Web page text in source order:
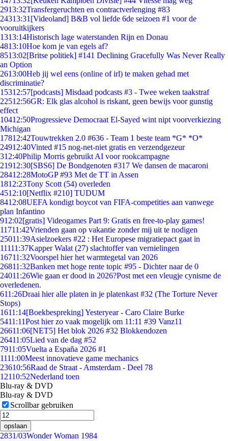
2913:32Transfergeruchten en contractverlenging #83
24313:31 [Videoland] B&B vol liefde 6de seizoen #1 voor de
vooruitkijkers
1313:14Historisch lage waterstanden Rijn en Donau
4813:10Hoe kom je van egels af?
8513:02[Britse politiek] #141 Declining Gracefully Was Never Really
an Option
2613:00Heb jij wel eens (online of irl) te maken gehad met
discriminatie?
15312:57[podcasts] Misdaad podcasts #3 - Twee weken taakstraf
22512:56GR: Elk glas alcohol is riskant, geen bewijs voor gunstig
effect
10412:50Progressieve Democraat El-Sayed wint nipt voorverkiezing
Michigan
17812:42Touwtrekken 2.0 #636 - Team 1 beste team *G* *O*
24912:40Vinted #15 nog-net-niet gratis en verzendgezeur
312:40Philip Morris gebruikt AI voor rookcampagne
21912:30[SBS6] De Bondgenoten #317 We dansen de macaroni
28412:28MotoGP #93 Met de TT in Assen
1812:23Tony Scott (54) overleden
4512:10[Netflix #210] TUDUM
8412:08UEFA kondigt boycot van FIFA-competities aan vanwege
plan Infantino
912:02[gratis] Videogames Part 9: Gratis en free-to-play games!
11711:42Vrienden gaan op vakantie zonder mij uit te nodigen
25011:39Asielzoekers #22 : Het Europese migratiepact gaat in
11111:37Kapper Walat (27) slachtoffer van vernielingen
16711:32Voorspel hier het warmtegetal van 2026
26811:32Banken met hoge rente topic #95 - Dichter naar de 0
24011:26Wie gaan er dood in 2026?Post met een vleugje cynisme de
overledenen.
611:26Draai hier alle platen in je platenkast #32 (The Torture Never
Stops)
1611:14[Boekbespreking] Yesteryear - Caro Claire Burke
5411:11Post hier zo vaak mogelijk om 11:11 #39 Vanz11
26611:06[NET5] Het blok 2026 #32 Blokkendozen
26411:05Lied van de dag #52
7911:05Vuelta a España 2026 #1
1111:00Meest innovatieve game mechanics
23610:56Raad de Straat - Amsterdam - Deel 78
12110:52Nederland toen
Blu-ray & DVD
Blu-ray & DVD
Scrollbar gebruiken
opslaan
2831/03Wonder Woman 1984